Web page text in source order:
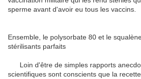
sperme avant d'avoir eu tous les vaccins.
Ensemble, le polysorbate 80 et le
stérilisants parfaits
Loin d'être de simples rapports
scientifiques sont conscients que la